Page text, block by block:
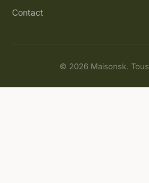
Contact
© 2026 Maisonsk.